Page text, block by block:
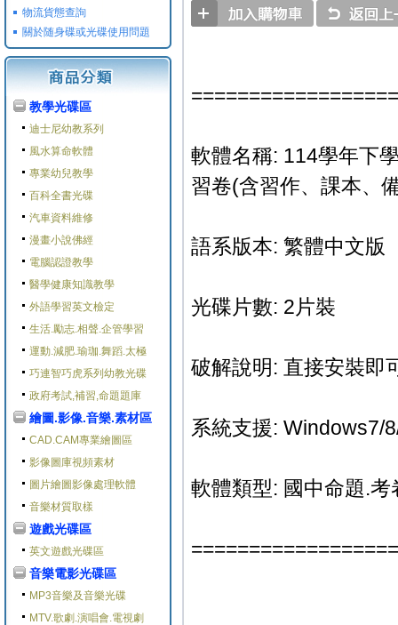
物流貨態查詢
關於随身碟或光碟使用問題
教學光碟區
迪士尼幼教系列
風水算命軟體
專業幼兒教學
百科全書光碟
汽車資料維修
漫畫小說佛經
電腦認證教學
醫學健康知識教學
外語學習英文檢定
生活.勵志.相聲.企管學習
運動.減肥.瑜珈.舞蹈.太極
巧連智巧虎系列幼教光碟
政府考試,補習,命題題庫
繪圖.影像.音樂.素材區
CAD.CAM專業繪圖區
影像圖庫視頻素材
圖片繪圖影像處理軟體
音樂材質取樣
遊戲光碟區
英文遊戲光碟區
音樂電影光碟區
MP3音樂及音樂光碟
MTV.歌劇.演唱會.電視劇
軟體名稱: 114學年下
習卷(含習作、課本、
語系版本: 繁體中文版
光碟片數: 2片裝
破解說明: 直接安裝即
系統支援: Windows7/
軟體類型: 國中命題.考